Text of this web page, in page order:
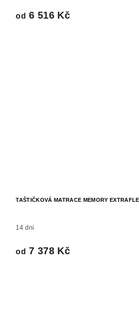
od 6 516 Kč
TAŠTIČKOVÁ MATRACE MEMORY
14 dní
od 7 378 Kč